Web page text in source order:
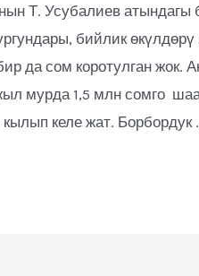
Т. Усубалиев
бийлик
да сом коротулган жок.
мурда 1,5 млн сомго
келе жат. Борбордук